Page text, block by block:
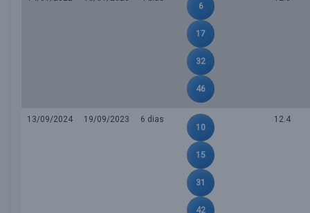
6
17
32
46
13/09/2024 19/09/2023
6 dias
10
15
31
42
12.4